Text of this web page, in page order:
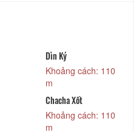
Dìn Ký
Khoảng cách: 110
m
Chacha Xốt
Khoảng cách: 110
m